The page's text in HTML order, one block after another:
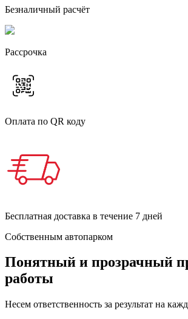
Безналичный расчёт
Рассрочка
Оплата по QR коду
Бесплатная доставка в течение 7 дней
Собственным автопарком
Понятный и прозрачный
работы
Несем ответственность за результат на